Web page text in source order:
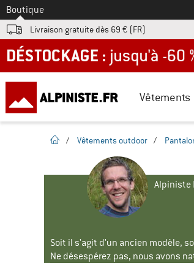
Vers le
Boutique
Livraison gratuite dès 69 € (FR)
DÉSTOCKAGE : jusqu'à -60 %
Vêtements
Page d'accueil
/ Vêtements outdoor /
Alpiniste
Soit il s'agit d'un ancien modèle,
Ne désespérez pas, nous avons